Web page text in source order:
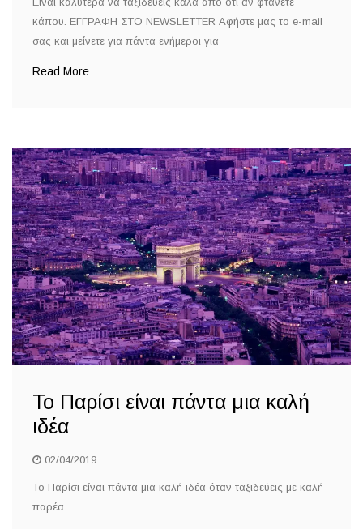
κάπου. ΕΓΓΡΑΦΗ ΣΤΟ NEWSLETTER Αφήστε μας το e-mail
σας και μείνετε για πάντα ενήμεροι για
Read More
Το Παρίσι είναι πάντα μια καλή
ιδέα
02/04/2019
Το Παρίσι είναι πάντα μια καλή ιδέα όταν ταξιδεύεις με καλή
παρέα..